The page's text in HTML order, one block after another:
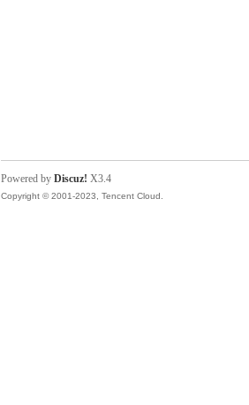
Powered by Discuz! X3.4
Copyright © 2001-2023, Tencent Cloud.